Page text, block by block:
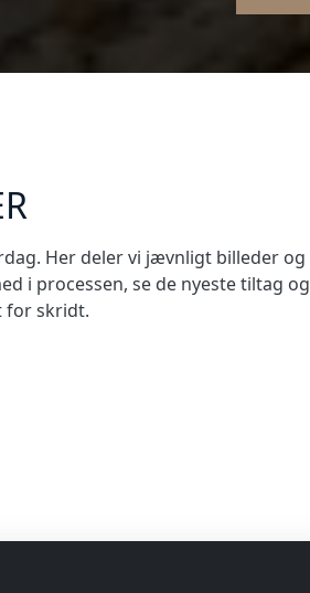
Her deler vi jævnligt billeder
i processen, se de nyeste tiltag
for skridt.